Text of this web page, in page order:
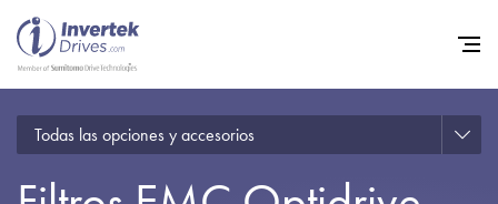
Todas las opciones y accesorios
Home
Variadores de frecuencia